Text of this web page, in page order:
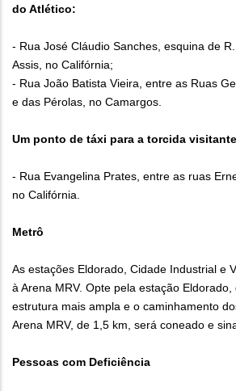
do Atlético:
- Rua José Cláudio Sanches, esquina de
Assis, no Califórnia;
- Rua João Batista Vieira, entre as Ruas
e das Pérolas, no Camargos.
Um ponto de táxi para a torcida
- Rua Evangelina Prates, entre as ruas
no Califórnia.
Metrô
As estações Eldorado, Cidade Industrial e
à Arena MRV. Opte pela estação
estrutura mais ampla e o caminhamento
Arena MRV, de 1,5 km, será coneado e
Pessoas com Deficiência